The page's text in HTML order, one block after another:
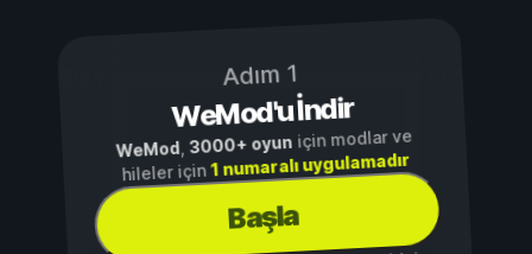
Adım 1
WeMod'u İndir
WeMod,3000+ oyuniçin modlar ve
hileler için1 numaralı uygulamadır
Başla